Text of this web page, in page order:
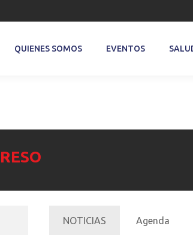
QUIENES SOMOS EVENTOS
NOTICIAS Agenda